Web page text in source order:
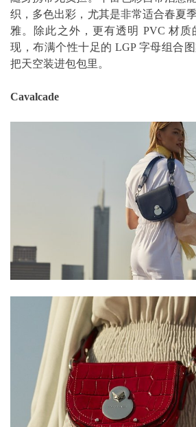
织，多色出彩，尤其是非常适合春夏
雅。除此之外，更有透明 PVC 材质
现，布满个性十足的 LGP 字母组合
把天空装进包包里。
Cavalcade